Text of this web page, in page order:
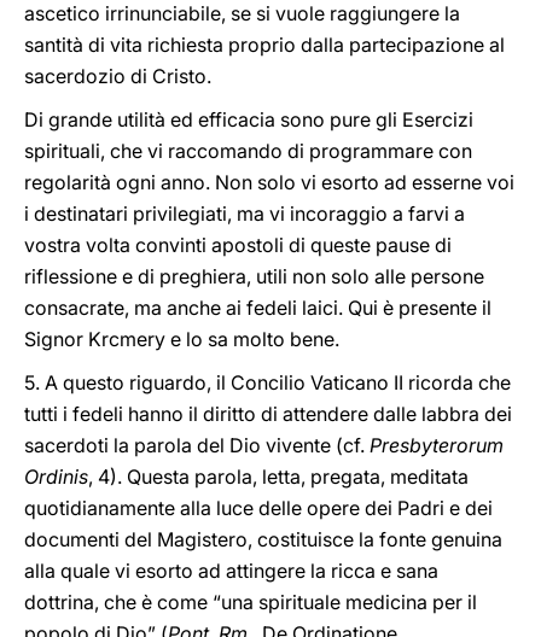
ascetico irrinunciabile, se si vuole raggiungere la
santità di vita richiesta proprio dalla partecipazione al
sacerdozio di Cristo.
Di grande utilità ed efficacia sono pure gli Esercizi
spirituali, che vi raccomando di programmare con
regolarità ogni anno. Non solo vi esorto ad esserne voi
i destinatari privilegiati, ma vi incoraggio a farvi a
vostra volta convinti apostoli di queste pause di
riflessione e di preghiera, utili non solo alle persone
consacrate, ma anche ai fedeli laici. Qui è presente il
Signor Krcmery e lo sa molto bene.
5. A questo riguardo, il Concilio Vaticano II ricorda che
tutti i fedeli hanno il diritto di attendere dalle labbra dei
sacerdoti la parola del Dio vivente (cf. Presbyterorum
Ordinis, 4). Questa parola, letta, pregata, meditata
quotidianamente alla luce delle opere dei Padri e dei
documenti del Magistero, costituisce la fonte genuina
alla quale vi esorto ad attingere la ricca e sana
dottrina, che è come “una spirituale medicina per il